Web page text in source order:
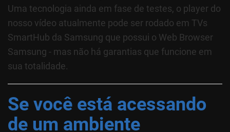
Uma tecnologia ainda em fase de testes, o player do
nosso vídeo atualmente pode ser rodado em TVs
SmartHub da Samsung que possui o Web Browser
Samsung - mas não há garantias que funcione em
sua totalidade.
Se você está acessando
de um ambiente